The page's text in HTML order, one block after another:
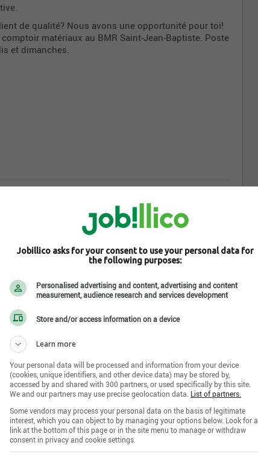
de qualité? Nous avons une opportunité pour toi!
comptoir matériaux au BMR Saint-Jean-Baptiste. Poste
et dimanches.
véhicule
responsabilité
de santé et sécurité ainsi que de prévention des
Jobillico asks for your consent to use your personal data for
the following purposes:
Personalised advertising and content, advertising and content
measurement, audience research and services development
Store and/or access information on a device
Learn more
Your personal data will be processed and information from your device
(cookies, unique identifiers, and other device data) may be stored by,
accessed by and shared with 300 partners, or used specifically by this site.
We and our partners may use precise geolocation data. List of partners.
Some vendors may process your personal data on the basis of legitimate
interest, which you can object to by managing your options below. Look for a
link at the bottom of this page or in the site menu to manage or withdraw
consent in privacy and cookie settings.